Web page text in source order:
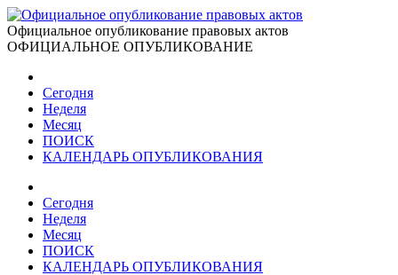
Официальное опубликование правовых актов
ОФИЦИАЛЬНОЕ ОПУБЛИКОВАНИЕ
Сегодня
Неделя
Месяц
ПОИСК
КАЛЕНДАРЬ ОПУБЛИКОВАНИЯ
Сегодня
Неделя
Месяц
ПОИСК
КАЛЕНДАРЬ ОПУБЛИКОВАНИЯ